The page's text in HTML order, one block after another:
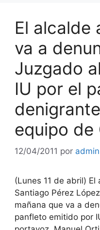
El alcalde
va a
Juzgado
IU por el
equipo de
12/04/2011 por admin
(Lunes 11 de abril)
Santiago Pérez
mañana que va a
panfleto emitido por